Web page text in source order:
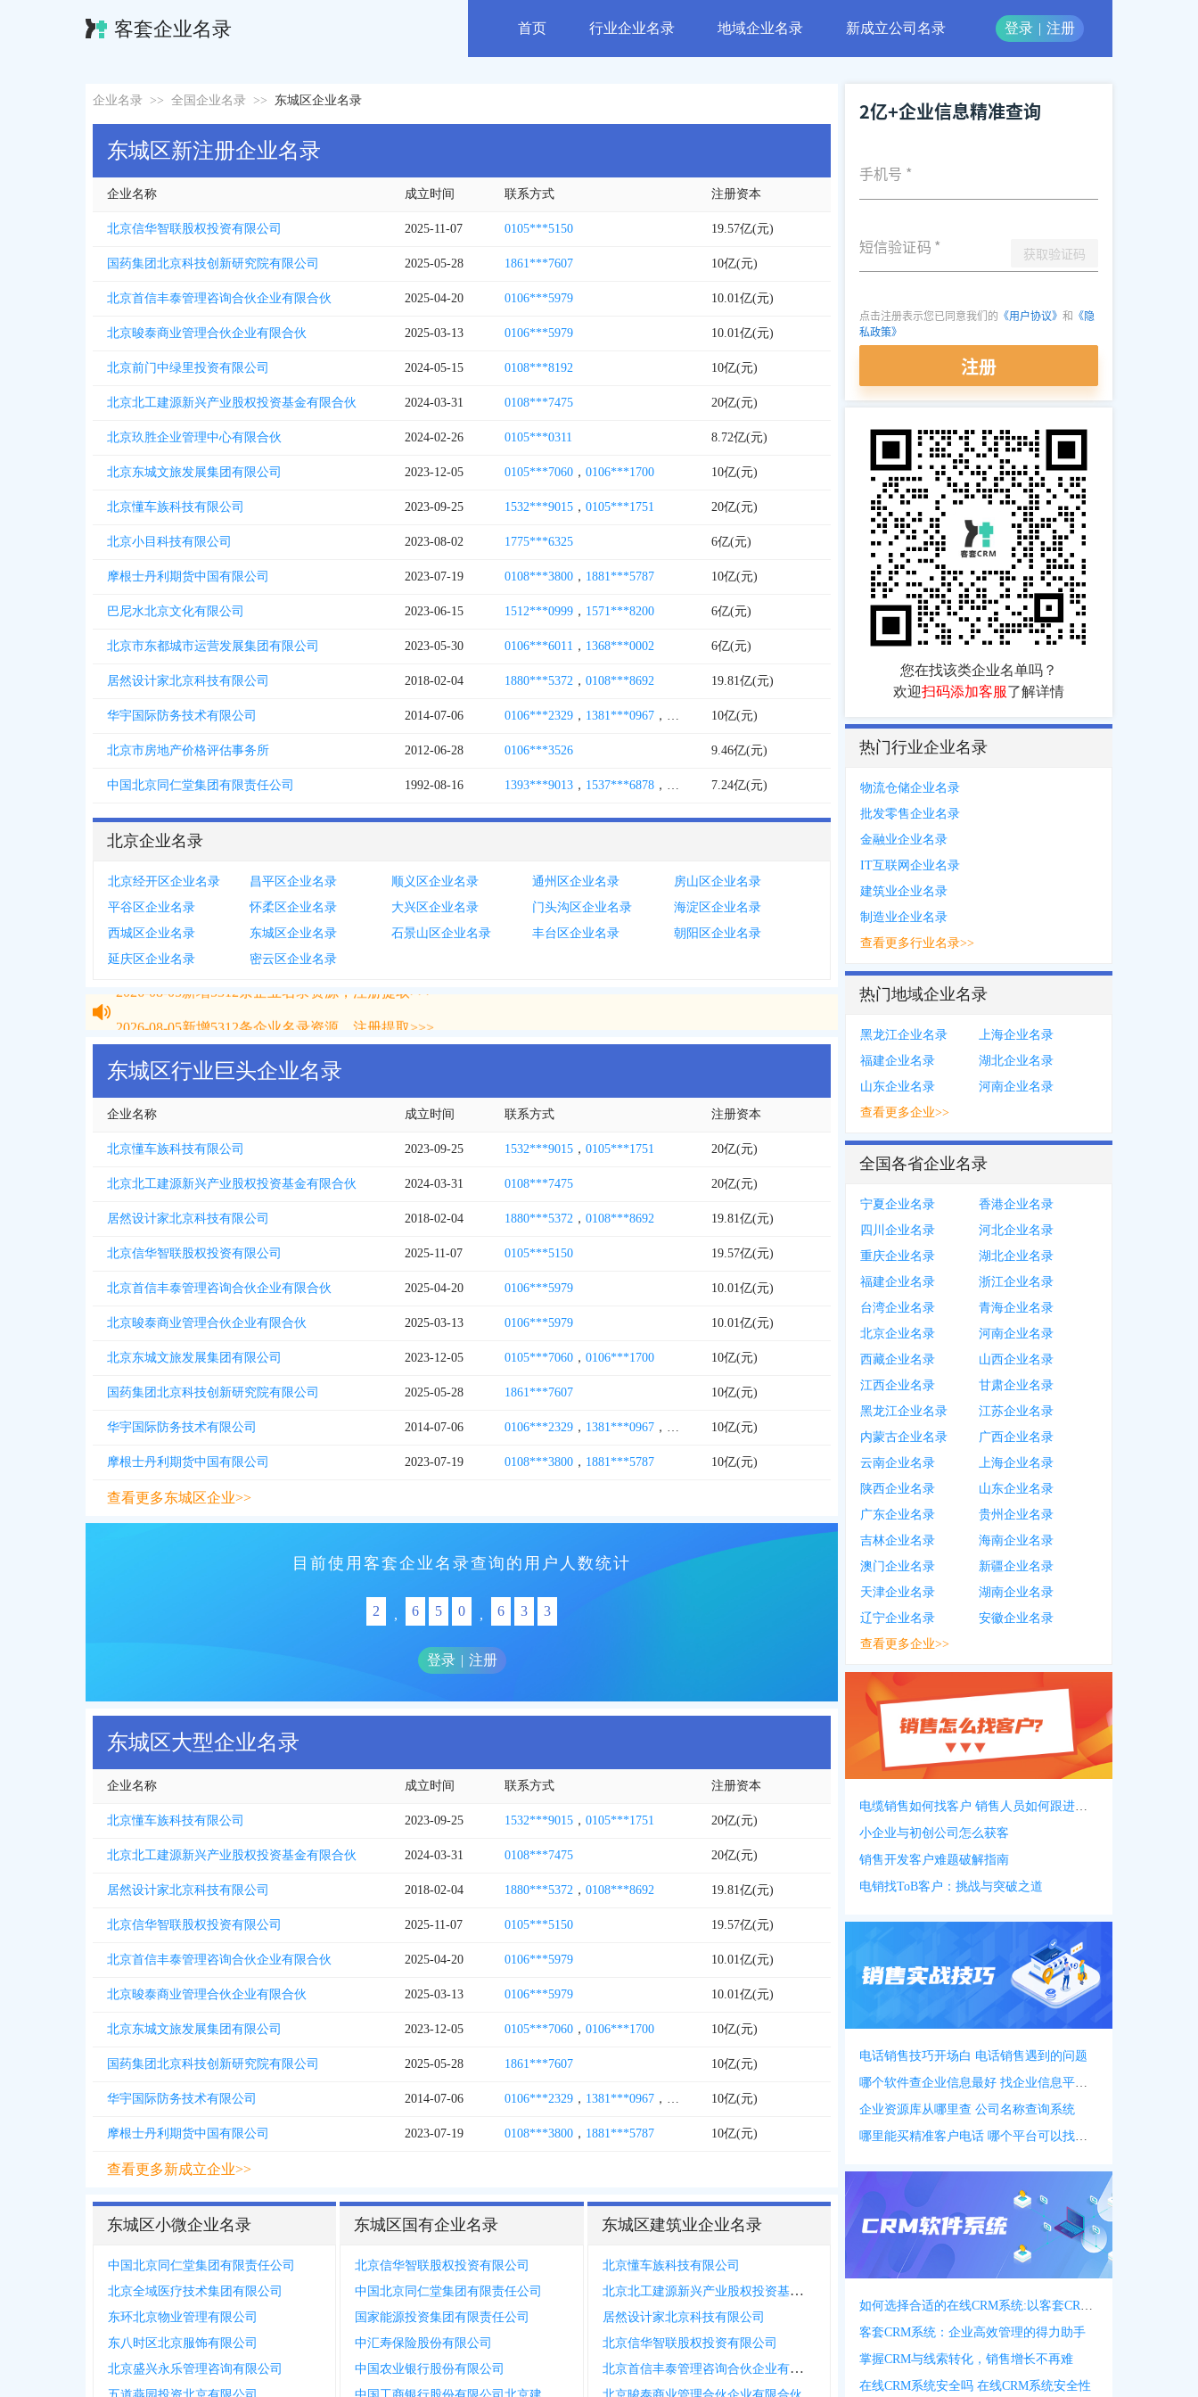
客套企业名录 首页 行业企业名录 地域企业名录 新成立公司名录 登录 | 注册
企业名录 >> 全国企业名录 >> 东城区企业名录
东城区新注册企业名录
企业名称 成立时间 联系方式 注册资本
北京信华智联股权投资有限公司 2025-11-07 0105***5150 19.57亿(元)
国药集团北京科技创新研究院有限公司 2025-05-28 1861***7607 10亿(元)
北京首信丰泰管理咨询合伙企业有限合伙 2025-04-20 0106***5979 10.01亿(元)
北京晙泰商业管理合伙企业有限合伙 2025-03-13 0106***5979 10.01亿(元)
北京前门中绿里投资有限公司 2024-05-15 0108***8192 10亿(元)
北京北工建源新兴产业股权投资基金有限合伙 2024-03-31 0108***7475 20亿(元)
北京玖胜企业管理中心有限合伙 2024-02-26 0105***0311 8.72亿(元)
北京东城文旅发展集团有限公司 2023-12-05 0105***7060 ， 0106***1700 10亿(元)
北京懂车族科技有限公司 2023-09-25 1532***9015 ， 0105***1751 20亿(元)
北京小目科技有限公司 2023-08-02 1775***6325 6亿(元)
摩根士丹利期货中国有限公司 2023-07-19 0108***3800 ， 1881***5787 10亿(元)
巴尼水北京文化有限公司 2023-06-15 1512***0999 ， 1571***8200 6亿(元)
北京市东都城市运营发展集团有限公司 2023-05-30 0106***6011 ， 1368***0002 6亿(元)
居然设计家北京科技有限公司 2018-02-04 1880***5372 ， 0108***8692 19.81亿(元)
华宇国际防务技术有限公司 2014-07-06 0106***2329 ， 1381***0967 ， 0106***233010亿(元)
北京市房地产价格评估事务所 2012-06-28 0106***3526 9.46亿(元)
中国北京同仁堂集团有限责任公司 1992-08-16 1393***9013 ， 1537***6878 ， 1554***1370，1336***8156 0105***7881，1373***0899
7.24亿(元)
北京企业名录
北京经开区企业名录 昌平区企业名录 顺义区企业名录 通州区企业名录
房山区企业名录
平谷区企业名录
怀柔区企业名录 大兴区企业名录 门头沟区企业名录
海淀区企业名录
西城区企业名录
东城区企业名录 石景山区企业名录 丰台区企业名录
朝阳区企业名录
延庆区企业名录
密云区企业名录
2026-08-05新增5312条企业名录资源，注册提取>>>
东城区行业巨头企业名录
企业名称 成立时间 联系方式 注册资本
北京懂车族科技有限公司 2023-09-25 1532***9015 ， 0105***1751 20亿(元)
北京北工建源新兴产业股权投资基金有限合伙 2024-03-31 0108***7475 20亿(元)
居然设计家北京科技有限公司 2018-02-04 1880***5372 ， 0108***8692 19.81亿(元)
北京信华智联股权投资有限公司 2025-11-07 0105***5150 19.57亿(元)
北京首信丰泰管理咨询合伙企业有限合伙 2025-04-20 0106***5979 10.01亿(元)
北京晙泰商业管理合伙企业有限合伙 2025-03-13 0106***5979 10.01亿(元)
北京东城文旅发展集团有限公司 2023-12-05 0105***7060 ， 0106***1700 10亿(元)
国药集团北京科技创新研究院有限公司 2025-05-28 1861***7607 10亿(元)
华宇国际防务技术有限公司 2014-07-06 0106***2329 ， 1381***0967 ， 0106***233010亿(元)
摩根士丹利期货中国有限公司 2023-07-19 0108***3800 ， 1881***5787 10亿(元)
查看更多东城区企业>>
目前使用客套企业名录查询的用户人数统计
2 , 6 5 0 , 6 3 3
登录 | 注册
东城区大型企业名录
企业名称 成立时间 联系方式 注册资本
北京懂车族科技有限公司 2023-09-25 1532***9015 ， 0105***1751 20亿(元)
北京北工建源新兴产业股权投资基金有限合伙 2024-03-31 0108***7475 20亿(元)
居然设计家北京科技有限公司 2018-02-04 1880***5372 ， 0108***8692 19.81亿(元)
北京信华智联股权投资有限公司 2025-11-07 0105***5150 19.57亿(元)
北京首信丰泰管理咨询合伙企业有限合伙 2025-04-20 0106***5979 10.01亿(元)
北京晙泰商业管理合伙企业有限合伙 2025-03-13 0106***5979 10.01亿(元)
北京东城文旅发展集团有限公司 2023-12-05 0105***7060 ， 0106***1700 10亿(元)
国药集团北京科技创新研究院有限公司 2025-05-28 1861***7607 10亿(元)
华宇国际防务技术有限公司 2014-07-06 0106***2329 ， 1381***0967 ， 0106***233010亿(元)
摩根士丹利期货中国有限公司 2023-07-19 0108***3800 ， 1881***5787 10亿(元)
查看更多新成立企业>>
东城区小微企业名录
中国北京同仁堂集团有限责任公司
北京全域医疗技术集团有限公司
东环北京物业管理有限公司
东八时区北京服饰有限公司
北京盛兴永乐管理咨询有限公司
东城区国有企业名录
北京信华智联股权投资有限公司
中国北京同仁堂集团有限责任公司
国家能源投资集团有限责任公司
中汇寿保险股份有限公司
中国农业银行股份有限公司
东城区建筑业企业名录
北京懂车族科技有限公司
北京北工建源新兴产业股权投资基金有限合伙
居然设计家北京科技有限公司
北京信华智联股权投资有限公司
北京首信丰泰管理咨询合伙企业有限合伙
2亿+企业信息精准查询
手机号 *
短信验证码 * 获取验证码
点击注册表示您已同意我们的 《用户协议》 和 《隐
私政策》
注册
您在找该类企业名单吗？
欢迎扫码添加客服了解详情
热门行业企业名录
物流仓储企业名录
批发零售企业名录
金融业企业名录
IT互联网企业名录
建筑业企业名录
制造业企业名录
查看更多行业名录>>
热门地域企业名录
黑龙江企业名录
上海企业名录
福建企业名录
湖北企业名录
山东企业名录
河南企业名录
查看更多企业>>
全国各省企业名录
宁夏企业名录
香港企业名录
四川企业名录
河北企业名录
重庆企业名录
湖北企业名录
福建企业名录
浙江企业名录
台湾企业名录
青海企业名录
北京企业名录
河南企业名录
西藏企业名录
山西企业名录
江西企业名录
甘肃企业名录
黑龙江企业名录
江苏企业名录
内蒙古企业名录
广西企业名录
云南企业名录
上海企业名录
陕西企业名录
山东企业名录
广东企业名录
贵州企业名录
吉林企业名录
海南企业名录
澳门企业名录
新疆企业名录
天津企业名录
湖南企业名录
辽宁企业名录
安徽企业名录
查看更多企业>>
电缆销售如何找客户 销售人员如何跟进客户
小企业与初创公司怎么获客
销售开发客户难题破解指南
电销找ToB客户：挑战与突破之道
电话销售技巧开场白 电话销售遇到的问题
哪个软件查企业信息最好 找企业信息平台 app
企业资源库从哪里查 公司名称查询系统
哪里能买精准客户电话 哪个平台可以找客户资源
如何选择合适的在线CRM系统:以客套CRM系统为例
客套CRM系统：企业高效管理的得力助手
掌握CRM与线索转化，销售增长不再难
在线CRM系统安全吗 在线CRM系统安全性